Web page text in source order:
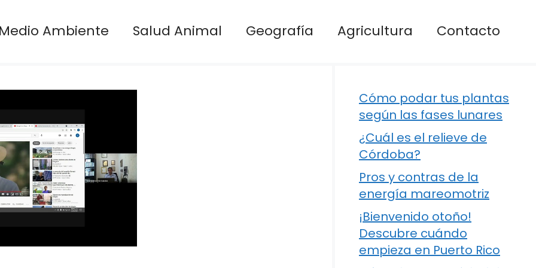
Medio Ambiente Salud Animal Geografía Agricultura Contacto
Cómo podar tus plantas
según las fases lunares
¿Cuál es el relieve de
Córdoba?
Pros y contras de la
energía mareomotriz
¡Bienvenido otoño!
Descubre cuándo
empieza en Puerto Rico